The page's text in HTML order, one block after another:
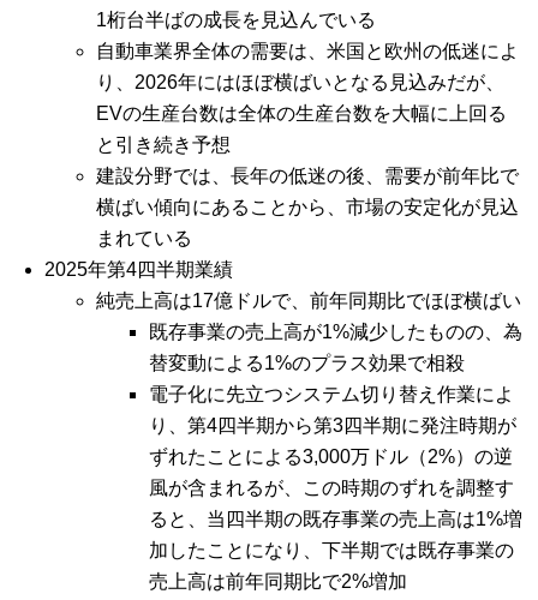
1桁台半ばの成長を見込んでいる
自動車業界全体の需要は、米国と欧州の低迷によ
り、2026年にはほぼ横ばいとなる見込みだが、
EVの生産台数は全体の生産台数を大幅に上回る
と引き続き予想
建設分野では、長年の低迷の後、需要が前年比で
横ばい傾向にあることから、市場の安定化が見込
まれている
2025年第4四半期業績
純売上高は17億ドルで、前年同期比でほぼ横ばい
既存事業の売上高が1%減少したものの、為
替変動による1%のプラス効果で相殺
電子化に先立つシステム切り替え作業によ
り、第4四半期から第3四半期に発注時期が
ずれたことによる3,000万ドル（2%）の逆
風が含まれるが、この時期のずれを調整す
ると、当四半期の既存事業の売上高は1%増
加したことになり、下半期では既存事業の
売上高は前年同期比で2%増加